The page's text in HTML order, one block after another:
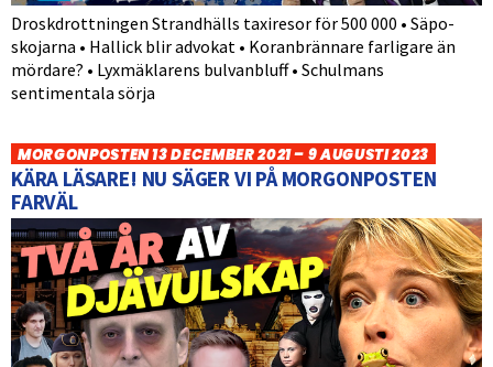
Droskdrottningen Strandhälls taxiresor för 500 000 • Säpo-
skojarna • Hallick blir advokat • Koranbrännare farligare än
mördare? • Lyxmäklarens bulvanbluff • Schulmans
sentimentala sörja
MORGONPOSTEN 13 DECEMBER 2021 – 9 AUGUSTI 2023
KÄRA LÄSARE! NU SÄGER VI PÅ MORGONPOSTEN
FARVÄL